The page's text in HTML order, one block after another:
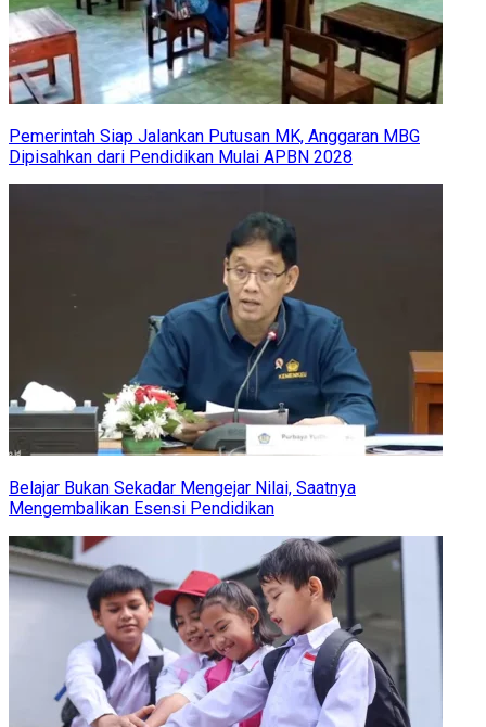
Pemerintah Siap Jalankan Putusan MK, Anggaran MBG
Dipisahkan dari Pendidikan Mulai APBN 2028
Belajar Bukan Sekadar Mengejar Nilai, Saatnya
Mengembalikan Esensi Pendidikan